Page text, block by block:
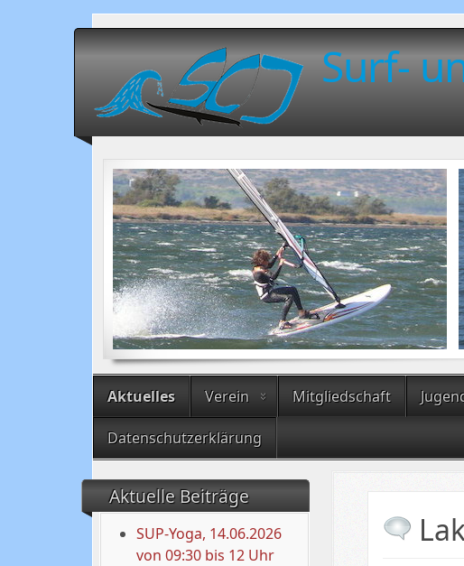
Surf-
Aktuelles Verein Mitgliedschaft
Datenschutzerklärung
Aktuelle Beiträge
SUP-Yoga, 14.06.2026
von 09:30 bis 12 Uhr